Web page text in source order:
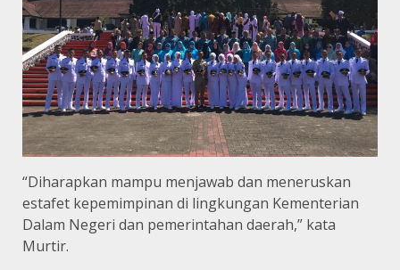
“Diharapkan mampu menjawab dan meneruskan
estafet kepemimpinan di lingkungan Kementerian
Dalam Negeri dan pemerintahan daerah,” kata
Murtir.